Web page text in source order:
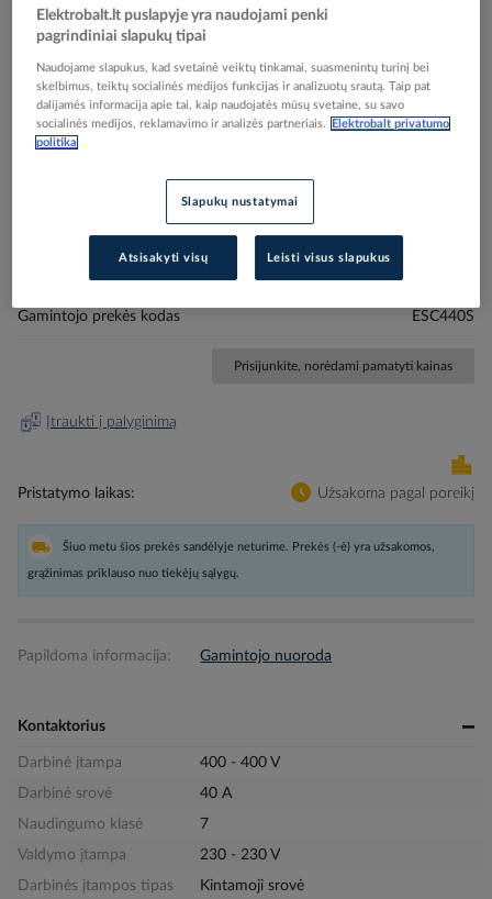
Skip
Reali prekė gali skirtis nuo pavaizduotos nuotraukoje
Elektrobalt prekės kodas
Gamintojo prekės kodas
ESC440S
Prisijunkite, norėdami pamatyti kainas
Įtraukti į palyginimą
Pristatymo laikas Užsakoma pagal poreikį
Šiuo metu šios prekės sandėlyje neturime. Prekės (-ė) yra užsakomos,
grąžinimas priklauso nuo tiekėjų sąlygų.
Papildoma informacija: Gamintojo nuoroda
Kontaktorius
Darbinė įtampa
400 - 400 V
Darbinė srovė
40 A
Naudingumo klasė
7
Valdymo įtampa
230 - 230 V
Darbinės įtampos tipas
Kintamoji srovė
Elektrobalt.lt puslapyje yra naudojami penki
pagrindiniai slapukų tipai
Naudojame slapukus, kad svetainė veiktų tinkamai, suasmenintų turinį bei
skelbimus, teiktų socialinės medijos funkcijas ir analizuotų srautą. Taip pat
dalijamės informacija apie tai, kaip naudojatės mūsų svetaine, su savo
socialinės medijos, reklamavimo ir analizės partneriais.
Elektrobalt privatumo
politika
Slapukų nustatymai
Atsisakyti visų Leisti visus slapukus